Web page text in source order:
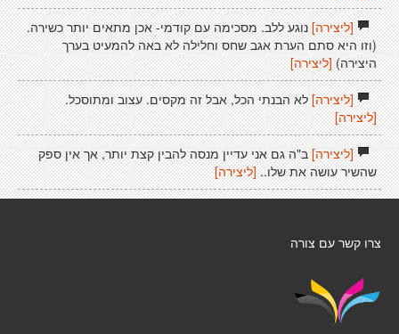
[ליצירה]נוגע ללב. מסכימה עם קודמי- אכן מתאים יותר כשירה.
(וזו היא סתם הערת אגב שחס וחלילה לא באה להמעיט בערך
היצירה)[ליצירה]
[ליצירה]לא הבנתי הכל, אבל זה מקסים. עצוב ומתוסכל.
[ליצירה]
[ליצירה]ב"ה גם אני עדיין מנסה להבין קצת יותר, אך אין ספק
שהשיר עושה את שלו..[ליצירה]
צרו קשר עם צורה